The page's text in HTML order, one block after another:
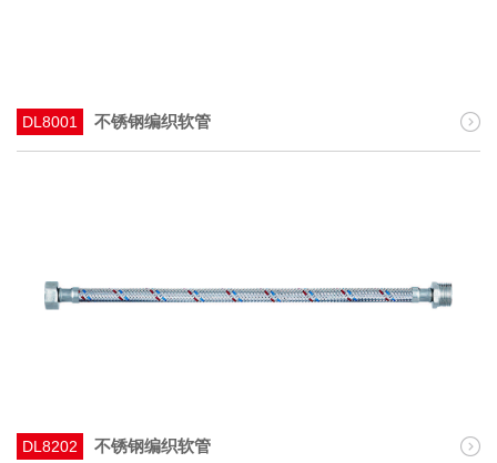
DL8001 不锈钢编织软管
DL8202 不锈钢编织软管